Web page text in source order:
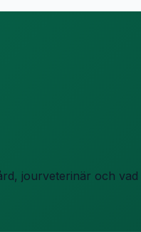
jourveterinär och